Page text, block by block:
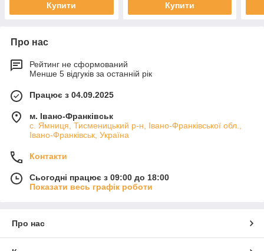
Купити Купити
Про нас
Рейтинг не сформований
Менше 5 відгуків за останній рік
Працює з 04.09.2025
м. Івано-Франківськ
с. Ямниця, Тисменицький р-н, Івано-Франківської обл.,
Івано-Франківськ, Україна
Контакти
Сьогодні працює з 09:00 до 18:00
Показати весь графік роботи
Про нас